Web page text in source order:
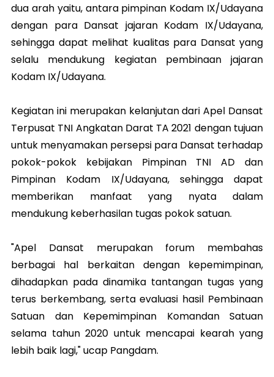
dua arah yaitu, antara pimpinan Kodam IX/Udayana
dengan para Dansat jajaran Kodam IX/Udayana,
sehingga dapat melihat kualitas para Dansat yang
selalu mendukung kegiatan pembinaan jajaran
Kodam IX/Udayana.
Kegiatan ini merupakan kelanjutan dari Apel Dansat
Terpusat TNI Angkatan Darat TA 2021 dengan tujuan
untuk menyamakan persepsi para Dansat terhadap
pokok-pokok kebijakan Pimpinan TNI AD dan
Pimpinan Kodam IX/Udayana, sehingga dapat
memberikan manfaat yang nyata dalam
mendukung keberhasilan tugas pokok satuan.
"Apel Dansat merupakan forum membahas
berbagai hal berkaitan dengan kepemimpinan,
dihadapkan pada dinamika tantangan tugas yang
terus berkembang, serta evaluasi hasil Pembinaan
Satuan dan Kepemimpinan Komandan Satuan
selama tahun 2020 untuk mencapai kearah yang
lebih baik lagi," ucap Pangdam.